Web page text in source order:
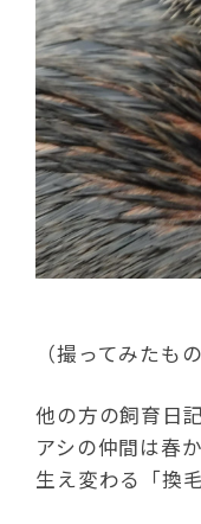
（撮ってみたも
他の方の飼育日
アシの仲間は春
生え変わる「換